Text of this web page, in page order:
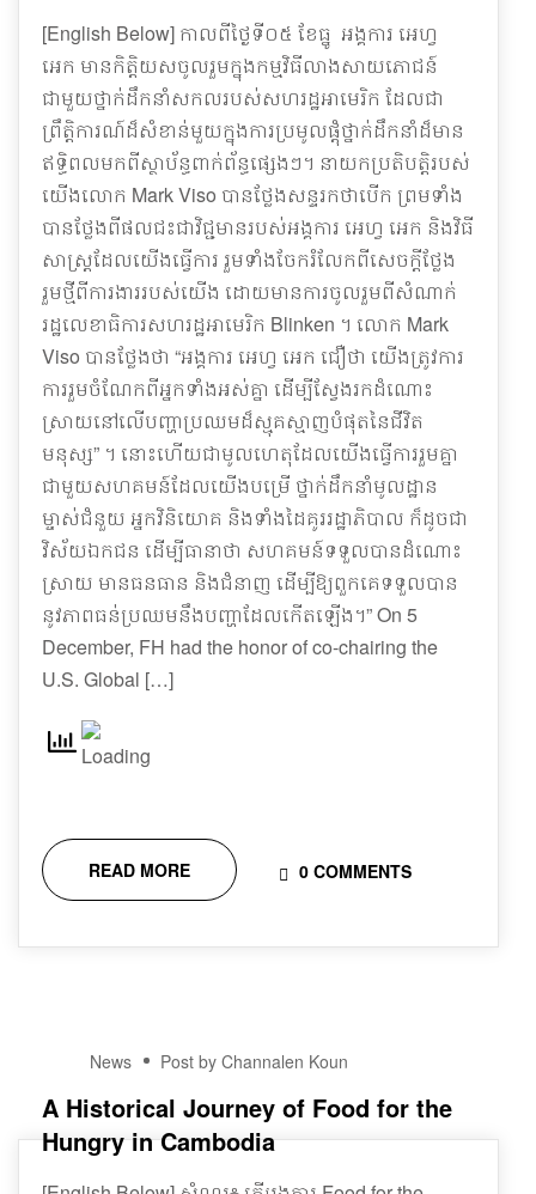
[English Below] កាលពីថ្ងៃទី០៥ ខែធ្នូ អង្គការ អេហ្វ
អេក មានកិត្តិយសចូលរួមក្នុងកម្មវិធីលាងសាយភោជន៍
ជាមួយថ្នាក់ដឹកនាំសកលរបស់សហរដ្ឋអាមេរិក ដែលជា
ព្រឹត្តិការណ៍ដ៏សំខាន់មួយក្នុងការប្រមូលផ្តុំថ្នាក់ដឹកនាំដ៏មាន
ឥទ្ធិពលមកពីស្ថាប័ន្ធពាក់ព័ន្ធផ្សេងៗ។ នាយកប្រតិបត្តិរបស់
យើងលោក Mark Viso បានថ្លែងសន្ទរកថាបើក​ ព្រមទាំង
បានថ្លែងពីផលជះជាវិជ្ជមានរបស់អង្គការ អេហ្វ អេក និងវិធី
សាស្ត្រដែលយើងធ្វើការ រួមទាំងចែករំលែកពីសេចក្តីថ្លែង
រួមថ្មីពីការងាររបស់យើង ដោយមានការចូលរួមពីសំណាក់
រដ្ឋលេខាធិការសហរដ្ឋអាមេរិក Blinken ។ លោក Mark
Viso បានថ្លែងថា “អង្គការ អេហ្វ អេក ជឿថា យើងត្រូវការ
ការរួមចំណែកពីអ្នកទាំងអស់គ្នា ដើម្បីស្វែងរកដំណោះ
ស្រាយនៅលើបញ្ហាប្រឈមដ៏ស្មុគស្មាញបំផុតនៃជីវិត
មនុស្ស” ។ នោះហើយជាមូលហេតុដែលយើងធ្វើការរួមគ្នា
ជាមួយសហគមន៍ដែលយើងបម្រើ ថ្នាក់ដឹកនាំមូលដ្ឋាន
ម្ចាស់ជំនួយ អ្នកវិនិយោគ និងទាំងដៃគូររដ្ឋាភិបាល ក៏ដូចជា
វិស័យឯកជន ដើម្បីធានាថា សហគមន៍ទទួលបានដំណោះ
ស្រាយ មានធនធាន និងជំនាញ ដើម្បីឱ្យពួកគេទទួលបាន
នូវភាពធន់ប្រឈមនឹងបញ្ហាដែលកើតឡើង។” On 5
December, FH had the honor of co-chairing the
U.S. Global […]
READ MORE 0 COMMENTS
05
News Post by Channalen Koun
A Historical Journey of Food for the
Hungry in Cambodia